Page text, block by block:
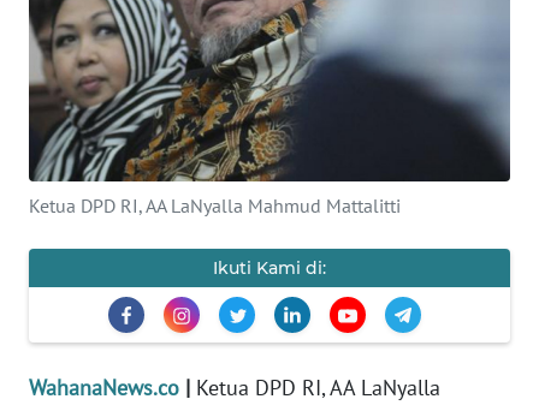
Ketua DPD RI, AA LaNyalla Mahmud Mattalitti
Ikuti Kami di:
WahanaNews.co | Ketua DPD RI, AA LaNyalla
INTERNASIONAL
SERBA-SERBI
PENDIDIKAN
EDITORIAL